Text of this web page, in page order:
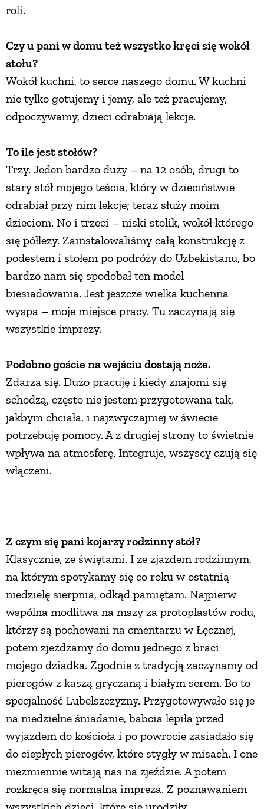
roli.
Czy u pani w domu też wszystko kręci się wokół
stołu?
Wokół kuchni, to serce naszego domu. W kuchni
nie tylko gotujemy i jemy, ale też pracujemy,
odpoczywamy, dzieci odrabiają lekcje.
To ile jest stołów?
Trzy. Jeden bardzo duży – na 12 osób, drugi to
stary stół mojego teścia, który w dzieciństwie
odrabiał przy nim lekcje; teraz służy moim
dzieciom. No i trzeci – niski stolik, wokół którego
się półleży. Zainstalowaliśmy całą konstrukcję z
podestem i stołem po podróży do Uzbekistanu, bo
bardzo nam się spodobał ten model
biesiadowania. Jest jeszcze wielka kuchenna
wyspa – moje miejsce pracy. Tu zaczynają się
wszystkie imprezy.
Podobno goście na wejściu dostają noże.
Zdarza się. Dużo pracuję i kiedy znajomi się
schodzą, często nie jestem przygotowana tak,
jakbym chciała, i najzwyczajniej w świecie
potrzebuję pomocy. A z drugiej strony to świetnie
wpływa na atmosferę. Integruje, wszyscy czują się
włączeni.
Z czym się pani kojarzy rodzinny stół?
Klasycznie, ze świętami. I ze zjazdem rodzinnym,
na którym spotykamy się co roku w ostatnią
niedzielę sierpnia, odkąd pamiętam. Najpierw
wspólna modlitwa na mszy za protoplastów rodu,
którzy są pochowani na cmentarzu w Łęcznej,
potem zjeżdżamy do domu jednego z braci
mojego dziadka. Zgodnie z tradycją zaczynamy od
pierogów z kaszą gryczaną i białym serem. Bo to
specjalność Lubelszczyzny. Przygotowywało się je
na niedzielne śniadanie, babcia lepiła przed
wyjazdem do kościoła i po powrocie zasiadało się
do ciepłych pierogów, które stygły w misach. I one
niezmiennie witają nas na zjeździe. A potem
rozkręca się normalna impreza. Z poznawaniem